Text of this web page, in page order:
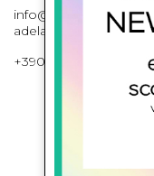
+39081643421 ,